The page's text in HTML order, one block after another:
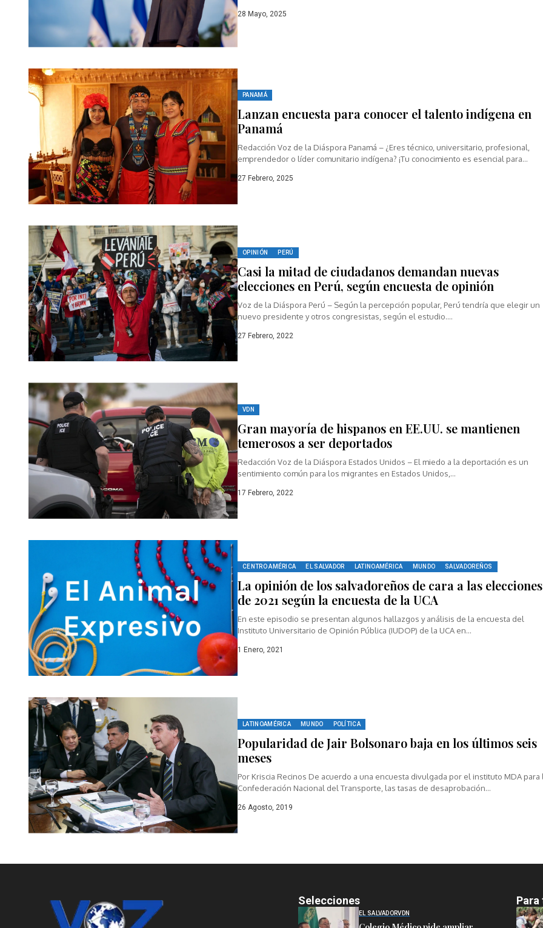
28 Mayo, 2025
PANAMÁ
Lanzan encuesta para conocer el talento indígena en
Panamá
Redacción Voz de la Diáspora Panamá – ¿Eres técnico, universitario, profesional,
emprendedor o líder comunitario indígena? ¡Tu conocimiento es esencial para
27 Febrero, 2025
OPINIÓN PERÚ
Casi la mitad de ciudadanos demandan nuevas
elecciones en Perú, según encuesta de opinión
Voz de la Diáspora Perú – Según la percepción popular, Perú tendría que elegir un
nuevo presidente y otros congresistas, según el estudio....
27 Febrero, 2022
VDN
Gran mayoría de hispanos en EE.UU. se mantienen
temerosos a ser deportados
Redacción Voz de la Diáspora Estados Unidos – El miedo a la deportación es un
sentimiento común para los migrantes en Estados Unidos,...
17 Febrero, 2022
CENTRO AMÉRICA EL SALVADOR LATINOAMÉRICA MUNDO SALVADOREÑOS
La opinión de los salvadoreños de cara a las elecciones
de 2021 según la encuesta de la UCA
En este episodio se presentan algunos hallazgos y análisis de la encuesta del
Instituto Universitario de Opinión Pública (IUDOP) de la UCA en...
1 Enero, 2021
LATINOAMÉRICA MUNDO POLÍTICA
Popularidad de Jair Bolsonaro baja en los últimos seis
meses
Por Kriscia Recinos De acuerdo a una encuesta divulgada por el instituto MDA para
Confederación Nacional del Transporte, las tasas de desaprobación...
26 Agosto, 2019
Selecciones
EL SALVADORVDN
Para